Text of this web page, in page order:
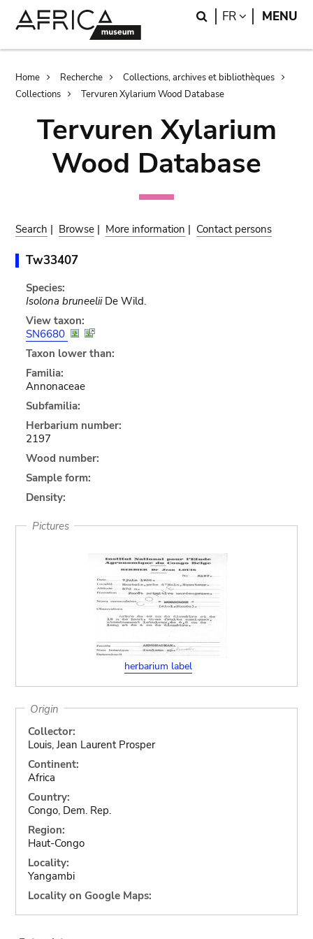
Search
FR LANGUAGE
MENU
Breadcrumb
Home Recherche
Collections, archives et bibliothèques
Collections
Tervuren Xylarium Wood Database
Tervuren Xylarium
Wood Database
Search | Browse | More information | Contact persons
Tw33407
Species:
Isolona bruneeliiDe Wild.
View taxon:
SN6680
Taxon lower than:
Familia:
Annonaceae
Subfamilia:
Herbarium number:
2197
Wood number:
Sample form:
Density:
Pictures
herbarium label
Origin
Collector:
Louis, Jean Laurent Prosper
Continent:
Africa
Country:
Congo, Dem. Rep.
Region:
Haut-Congo
Locality:
Yangambi
Locality on Google Maps: